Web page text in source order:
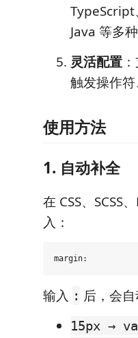
TypeScript
Java 等多
灵活配置
触发操作符
使用方法
1. 自动补全
在 CSS、SCSS
入：
输入 : 后，会
15px →